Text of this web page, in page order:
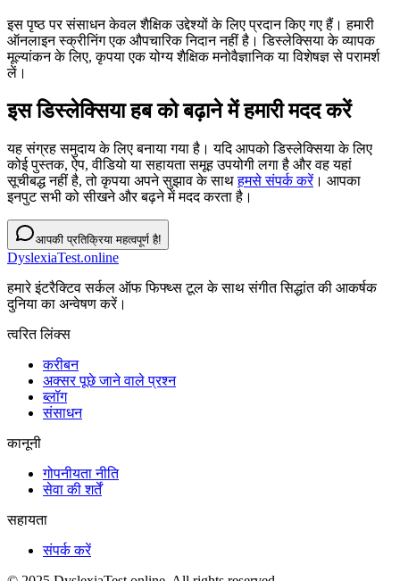
इस पृष्ठ पर संसाधन केवल शैक्षिक उद्देश्यों के लिए प्रदान किए गए हैं। हमारी
ऑनलाइन स्क्रीनिंग एक औपचारिक निदान नहीं है। डिस्लेक्सिया के व्यापक
मूल्यांकन के लिए, कृपया एक योग्य शैक्षिक मनोवैज्ञानिक या विशेषज्ञ से परामर्श
लें।
इस डिस्लेक्सिया हब को बढ़ाने में हमारी मदद करें
यह संग्रह समुदाय के लिए बनाया गया है। यदि आपको डिस्लेक्सिया के लिए
कोई पुस्तक, ऐप, वीडियो या सहायता समूह उपयोगी लगा है और वह यहां
सूचीबद्ध नहीं है, तो कृपया अपने सुझाव के साथहमसे संपर्क करें। आपका
इनपुट सभी को सीखने और बढ़ने में मदद करता है।
आपकी प्रतिक्रिया महत्वपूर्ण है!
DyslexiaTest.online
हमारे इंटरैक्टिव सर्कल ऑफ फिफ्थ्स टूल के साथ संगीत सिद्धांत की आकर्षक
दुनिया का अन्वेषण करें।
त्वरित लिंक्स
करीबन
अक्सर पूछे जाने वाले प्रश्न
ब्लॉग
संसाधन
कानूनी
गोपनीयता नीति
सेवा की शर्तें
सहायता
संपर्क करें